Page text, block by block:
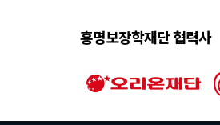
홍명보장학재단 협력사